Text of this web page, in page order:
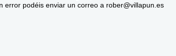
error podéis enviar un correo a rober@villapun.es